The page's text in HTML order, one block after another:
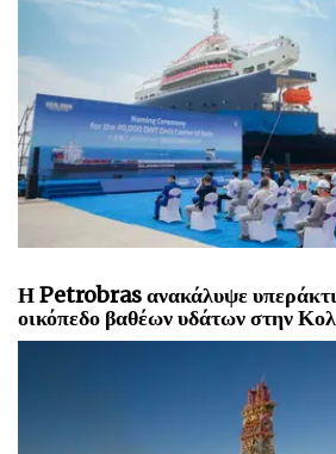
Η Dajin Heavy παραδίδει το
εφοδιαστικής ανοικτής